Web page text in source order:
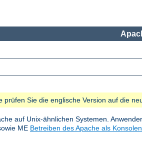
Sie die englische Version auf die
auf Unix-ähnlichen Systemen.
ME Betreiben des Apache als